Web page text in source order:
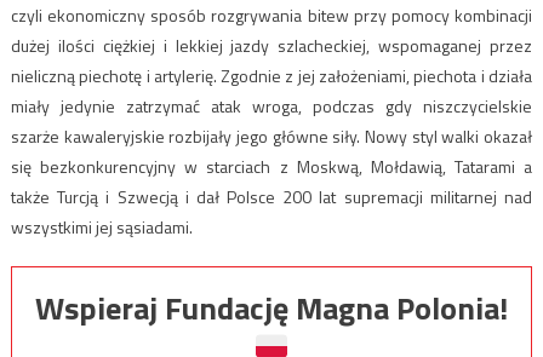
czyli ekonomiczny sposób rozgrywania bitew przy pomocy kombinacji
dużej ilości ciężkiej i lekkiej jazdy szlacheckiej, wspomaganej przez
nieliczną piechotę i artylerię. Zgodnie z jej założeniami, piechota i działa
miały jedynie zatrzymać atak wroga, podczas gdy niszczycielskie
szarże kawaleryjskie rozbijały jego główne siły. Nowy styl walki okazał
się bezkonkurencyjny w starciach z Moskwą, Mołdawią, Tatarami a
także Turcją i Szwecją i dał Polsce 200 lat supremacji militarnej nad
wszystkimi jej sąsiadami.
Wspieraj Fundację Magna Polonia!